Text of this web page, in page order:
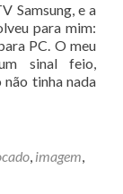
Samsung, e a
para mim:
PC. O meu
sinal feio,
tinha nada
, imagem,